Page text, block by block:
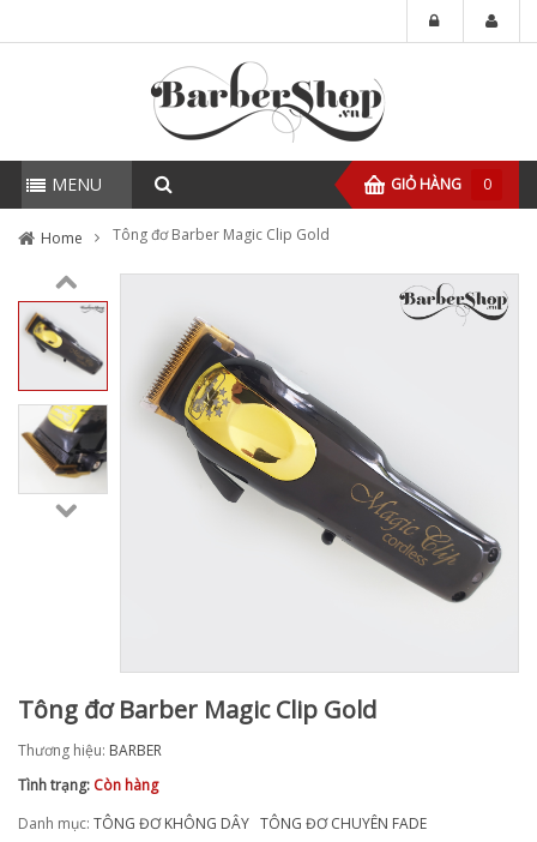
MENU GIỎ HÀNG 0
Home Tông đơ Barber Magic Clip Gold
Tông đơ Barber Magic Clip Gold
Thương hiệu: BARBER
Tình trạng: Còn hàng
Danh mục: TÔNG ĐƠ KHÔNG DÂY TÔNG ĐƠ CHUYÊN FADE